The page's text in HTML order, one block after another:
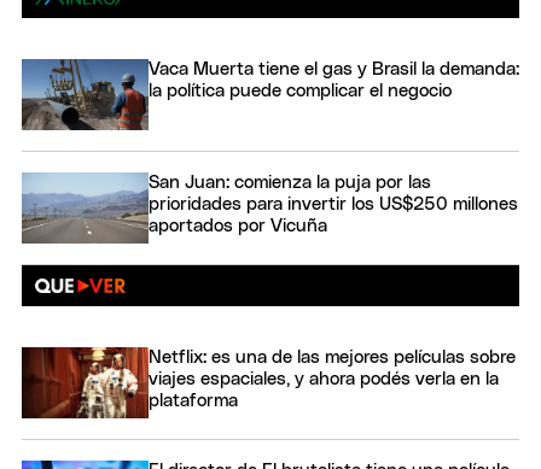
Vaca Muerta tiene el gas y Brasil la demanda:
la política puede complicar el negocio
San Juan: comienza la puja por las
prioridades para invertir los US$250 millones
aportados por Vicuña
Netflix: es una de las mejores películas sobre
viajes espaciales, y ahora podés verla en la
plataforma